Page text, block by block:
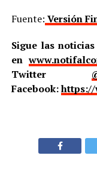
Fuente: Versión
Sigue las
en
Twitter
Facebook:https://